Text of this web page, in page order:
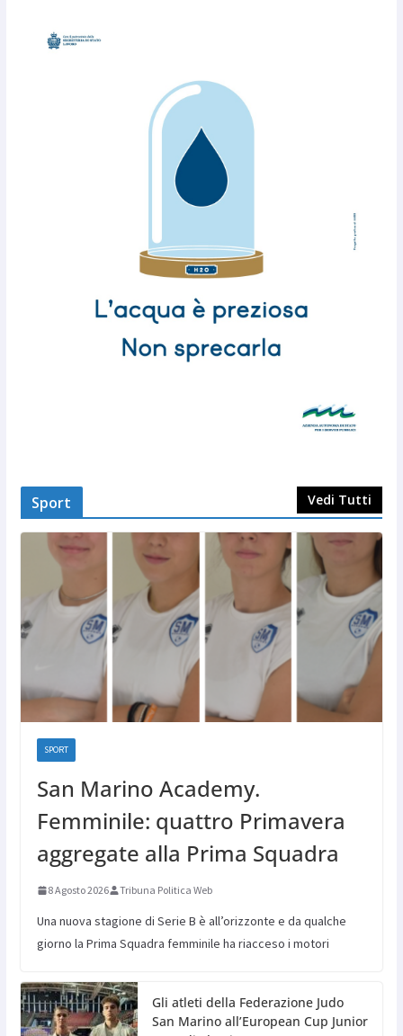
Sport Vedi Tutti
SPORT
San Marino Academy.
Femminile: quattro Primavera
aggregate alla Prima Squadra
8 Agosto 2026 Tribuna Politica Web
Una nuova stagione di Serie B è all’orizzonte e da qualche
giorno la Prima Squadra femminile ha riacceso i motori
Gli atleti della Federazione Judo
San Marino all’European Cup Junior